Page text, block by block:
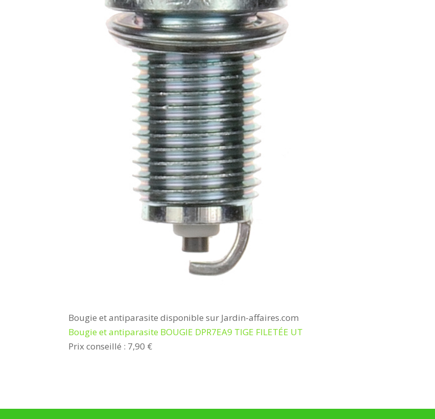
Bougie et antiparasite disponible sur Jardin-affaires.com
Bougie et antiparasite BOUGIE DPR7EA9 TIGE FILETÉE UT
Prix conseillé : 7,90 €